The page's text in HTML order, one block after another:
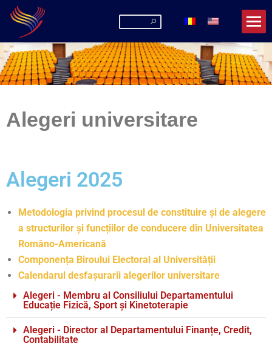
Alegeri universitare
Alegeri 2025
Metodologia privind procesul de constituire și de alegere
a structurilor și funcțiilor de conducere din Universitatea
Româno-Americană
Componența Biroului Electoral al Universității
Calendarul desfașurarii alegerilor universitare
Alegeri - Membru al Consiliului Departamentului
Educație Fizică, Sport și Kinetoterapie
Alegeri - Director al Departamentului Finanțe, Credit,
Contabilitate